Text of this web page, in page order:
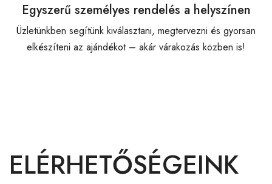
Egyszerű személyes rendelés a helyszínen
Üzletünkben segítünk kiválasztani, megtervezni és gyorsan
elkészíteni az ajándékot – akár várakozás közben is!
ELÉRHETŐSÉGEINK